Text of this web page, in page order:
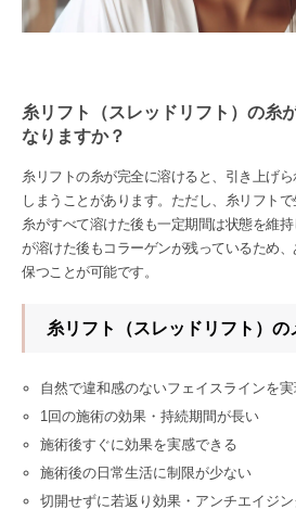
糸リフト（スレッドリフト）の糸
なりますか？
糸リフトの糸が完全に溶けると、引き上げ
しまうことがあります。ただし、糸リフトで
糸がすべて溶けた後も一定期間は状態を維
が溶けた後もコラーゲンが残っているため
保つことが可能です。
糸リフト（スレッドリフト）の
自然で違和感のないフェイスラインを
1回の施術の効果・持続期間が長い
施術後すぐに効果を実感できる
施術後の日常生活に制限が少ない
切開せずに若返り効果・アンチエイジ